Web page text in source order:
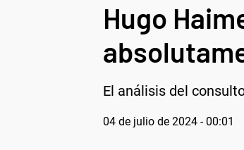
Hugo
El análisis del
04 de julio de 2024 - 00:01